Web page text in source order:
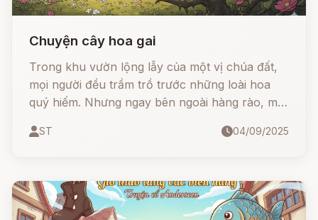
Chuyện cây hoa gai
Trong khu vườn lộng lẫy của một vị chúa đất,
mọi người đều trầm trồ trước những loài hoa
quý hiếm. Nhưng ngay bên ngoài hàng rào, một
đầu. 🌺
ST 04/09/2025